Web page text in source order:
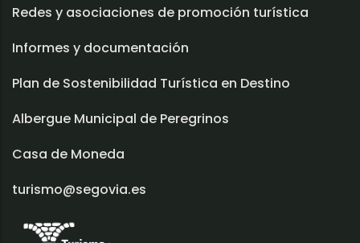
Redes y asociaciones de promoción turística
Informes y documentación
Plan de Sostenibilidad Turística en Destino
Albergue Municipal de Peregrinos
Casa de Moneda
turismo@segovia.es